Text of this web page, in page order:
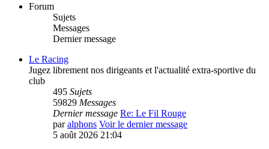
Forum
Sujets
Messages
Dernier message
Le Racing
Jugez librement nos dirigeants et l'actualité extra-sportive du
club
495 Sujets
59829 Messages
Dernier message Re: Le Fil Rouge
paralphons Voir le dernier message
5 août 2026 21:04